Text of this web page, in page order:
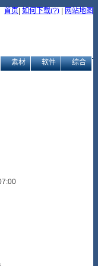
首页 如何下载(?) 网站地图
素材 软件 综合